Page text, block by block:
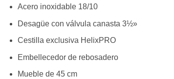
Acero inoxidable 18/10
Desagüe con válvula canasta 3½»
Cestilla exclusiva HelixPRO
Embellecedor de rebosadero
Mueble de 45 cm